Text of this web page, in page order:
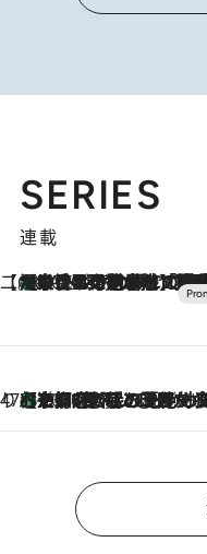
SERIES
連載
【CREA×星野リゾート】唯一無二。癒しと発見が待つ
2026.8.7
【トンボの足水浴】ヒノキの香りに包まれて涼感マックス！約13℃の湧水かけ流しを避暑地「星野温泉 トンボの湯
47都道府県の手みやげ ひんやりスイーツで夏を満喫
2026.8.7
【京都府】この夏絶対食べたい 冷やしておいしいおやつ3選 ひと口目から心を掴む新緑のテリ